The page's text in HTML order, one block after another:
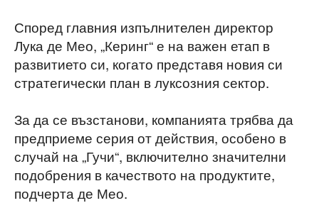
Според главния изпълнителен директор
Лука де Мео, „Керинг“ е на важен етап в
развитието си, когато представя новия си
стратегически план в луксозния сектор.
За да се възстанови, компанията трябва да
предприеме серия от действия, особено в
случай на „Гучи“, включително значителни
подобрения в качеството на продуктите,
подчерта де Мео.